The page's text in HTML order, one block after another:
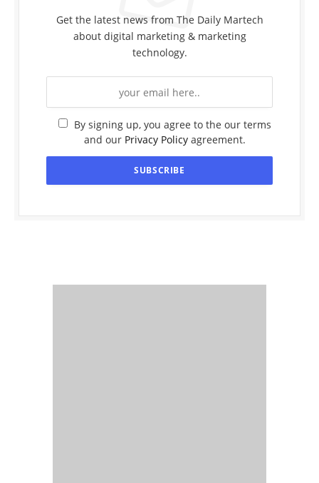
Get the latest news from The Daily Martech
about digital marketing & marketing
technology.
By signing up, you agree to the our terms
and our Privacy Policyagreement.